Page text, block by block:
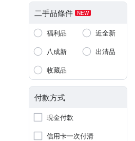
二手品條件 NEW
福利品
近全新
八成新
出清品
收藏品
付款方式
現金付款
信用卡一次付清